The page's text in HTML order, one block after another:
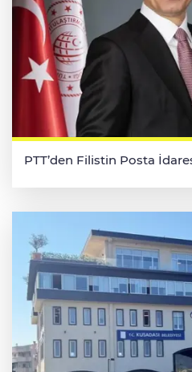
PTT’den Filistin Posta